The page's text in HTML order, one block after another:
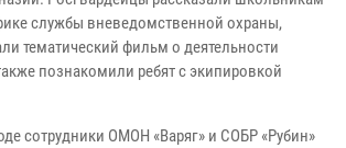
службы вневедомственной охраны,
тематический фильм о деятельности
познакомили ребят с экипировкой
сотрудники ОМОН «Варяг» и СОБР «Рубин»